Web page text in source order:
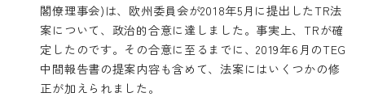
閣僚理事会)は、欧州委員会が2018年5月に提出したTR法
案について、政治的合意に達しました。事実上、TRが確
定したのです。その合意に至るまでに、2019年6月のTEG
中間報告書の提案内容も含めて、法案にはいくつかの修
正が加えられました。